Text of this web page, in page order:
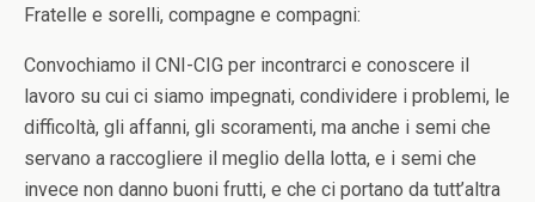
Fratelle e sorelli, compagne e compagni:
Convochiamo il CNI-CIG per incontrarci e conoscere il
lavoro su cui ci siamo impegnati, condividere i problemi, le
difficoltà, gli affanni, gli scoramenti, ma anche i semi che
servano a raccogliere il meglio della lotta, e i semi che
invece non danno buoni frutti, e che ci portano da tutt’altra